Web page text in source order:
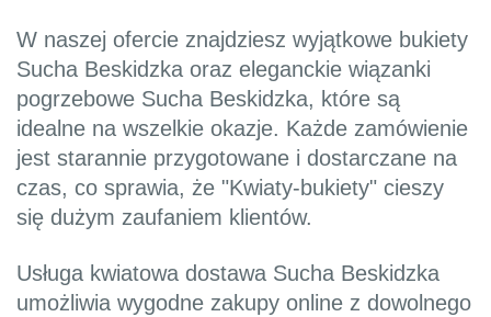
W naszej ofercie znajdziesz wyjątkowe bukiety
Sucha Beskidzka oraz eleganckie wiązanki
pogrzebowe Sucha Beskidzka, które są
idealne na wszelkie okazje. Każde zamówienie
jest starannie przygotowane i dostarczane na
czas, co sprawia, że "Kwiaty-bukiety" cieszy
się dużym zaufaniem klientów.
Usługa kwiatowa dostawa Sucha Beskidzka
umożliwia wygodne zakupy online z dowolnego